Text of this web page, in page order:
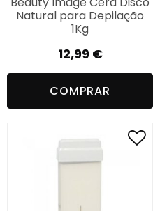
Natural para Depilação
1Kg
12,99 €
COMPRAR